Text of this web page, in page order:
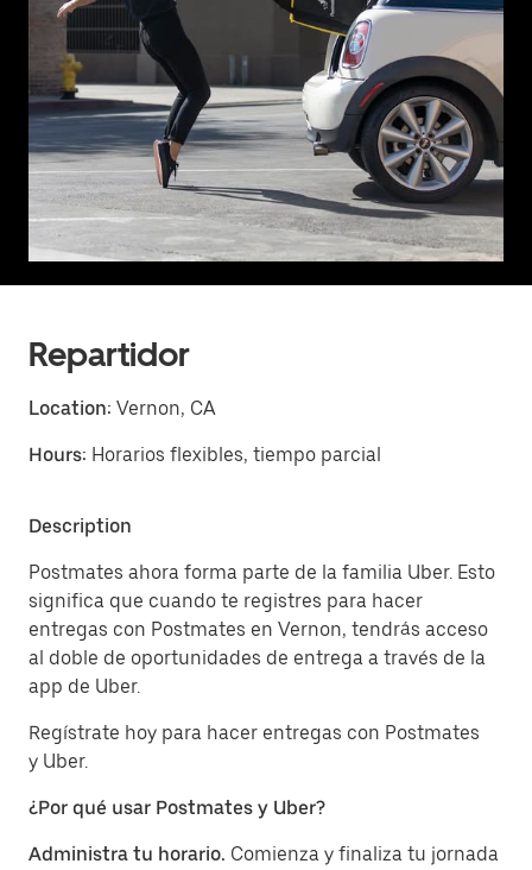
Repartidor
Location: Vernon, CA
Hours: Horarios flexibles, tiempo parcial
Description
Postmates ahora forma parte de la familia Uber. Esto
significa que cuando te registres para hacer
entregas con Postmates en Vernon, tendrás acceso
al doble de oportunidades de entrega a través de la
app de Uber.
Regístrate hoy para hacer entregas con Postmates
y Uber.
¿Por qué usar Postmates y Uber?
Administra tu horario. Comienza y finaliza tu jornada